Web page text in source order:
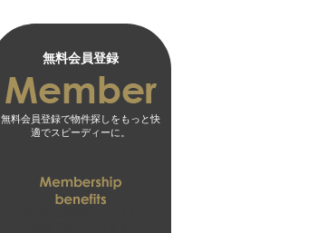
無料会員登録
無料会員登録で物件探しをもっと快
適でスピーディーに。